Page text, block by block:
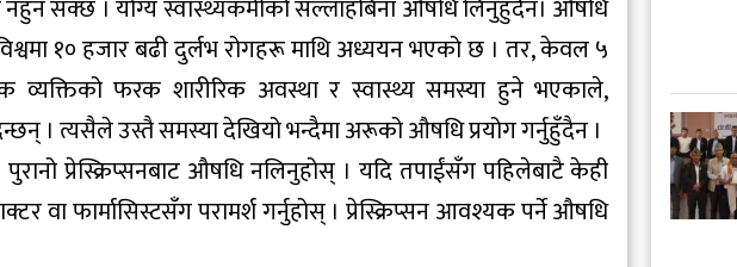
सक्छ । योग्य स्वास्थ्यकर्मीको सल्लाहबिना औषधि लिनुहुँदैन। औषधि
१० हजार बढी दुर्लभ रोगहरू माथि अध्ययन भएको छ । तर, केवल ५
व्यक्तिको फरक शारीरिक अवस्था र स्वास्थ्य समस्या हुने भएकाले,
। त्यसैले उस्तै समस्या देखियो भन्दैमा अरूको औषधि प्रयोग गर्नुहुँदैन ।
प्रेस्क्रिप्सनबाट औषधि नलिनुहोस् । यदि तपाईंसँग पहिलेबाटै केही
वा फार्मासिस्टसँग परामर्श गर्नुहोस् । प्रेस्क्रिप्सन आवश्यक पर्ने औषधि